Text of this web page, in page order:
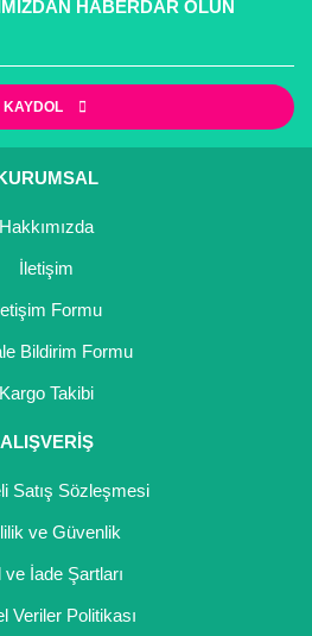
HABERDAR OLUN
KAYDOL
Hakkımızda
İletişim
Formu
Bildirim Formu
Kargo Takibi
ALIŞVERİŞ
Satış Sözleşmesi
ve Güvenlik
ve İade Şartları
Veriler Politikası